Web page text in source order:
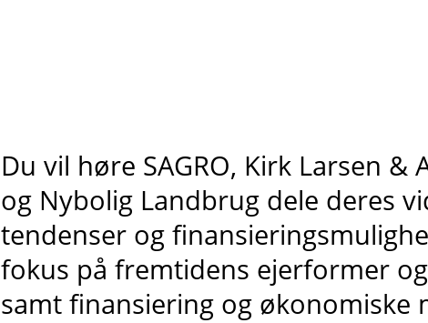
Du vil høre SAGRO, Kirk Larsen &
og Nybolig Landbrug dele deres
tendenser og
fokus på fremtidens ejerformer
samt finansiering og økonomiske